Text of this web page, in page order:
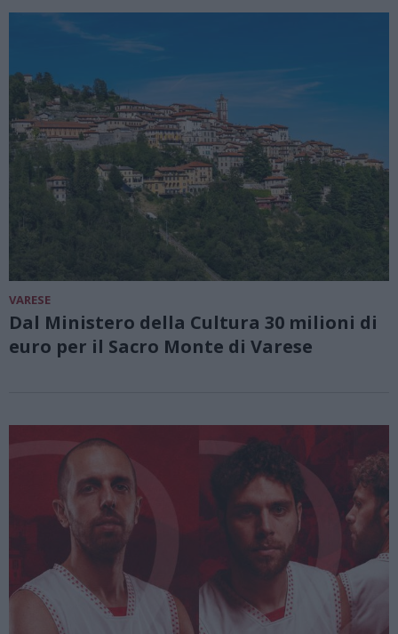
VARESE
Dal Ministero della Cultura 30 milioni di
euro per il Sacro Monte di Varese